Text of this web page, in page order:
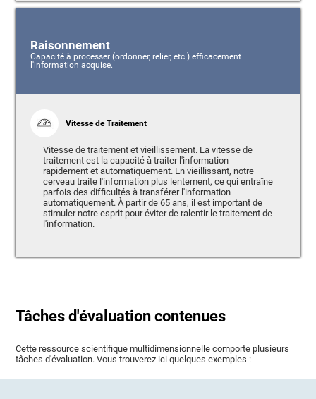
Raisonnement
Capacité à processer (ordonner, relier, etc.) efficacement
l'information acquise.
Vitesse de Traitement
Vitesse de traitement et vieillissement. La vitesse de
traitement est la capacité à traiter l'information
rapidement et automatiquement. En vieillissant, notre
cerveau traite l'information plus lentement, ce qui entraîne
parfois des difficultés à transférer l'information
automatiquement. À partir de 65 ans, il est important de
stimuler notre esprit pour éviter de ralentir le traitement de
l'information.
Tâches d'évaluation contenues
Cette ressource scientifique multidimensionnelle comporte plusieurs
tâches d'évaluation. Vous trouverez ici quelques exemples :